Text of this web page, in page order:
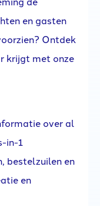
en gasten
Ontdek
krijgt met onze
over al
in-1
bestelzuilen en
en